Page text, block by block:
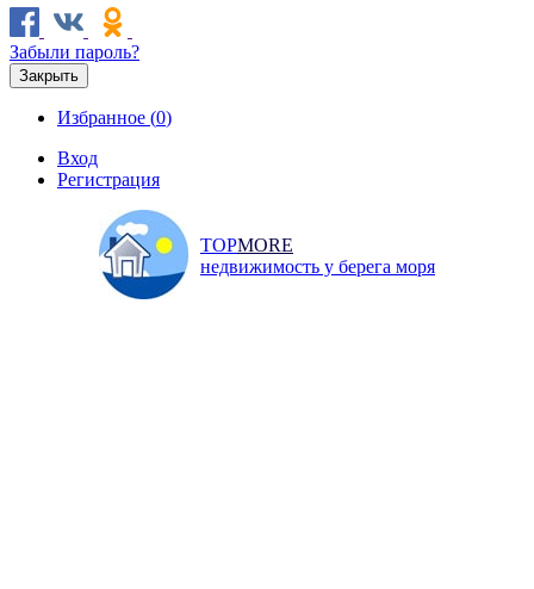
Забыли пароль?
Закрыть
Избранное (0)
Вход
Регистрация
TOPMORE
недвижимость у берега моря